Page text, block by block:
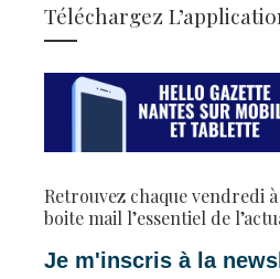
Téléchargez
Retrouvez chaque vendredi
boite mail l’essentiel de
Je m'inscris à la